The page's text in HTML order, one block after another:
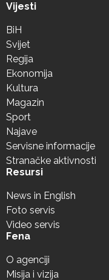
Vijesti
BiH
Svijet
Regija
Ekonomija
Kultura
Magazin
Sport
Najave
Servisne informacije
Stranačke aktivnosti
Resursi
News in English
Foto servis
Video servis
Fena
O agenciji
Misija i vizija